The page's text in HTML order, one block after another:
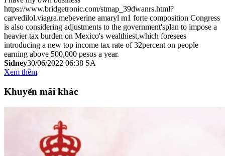
https://www.bridgetronic.com/stmap_39dwanrs.html?
carvedilol.viagra.mebeverine amaryl m1 forte composition Congress
is also considering adjustments to the government'splan to impose a
heavier tax burden on Mexico's wealthiest,which foresees
introducing a new top income tax rate of 32percent on people
earning above 500,000 pesos a year.
Sidney30/06/2022 06:38 SA
Xem thêm
Khuyến mãi khác